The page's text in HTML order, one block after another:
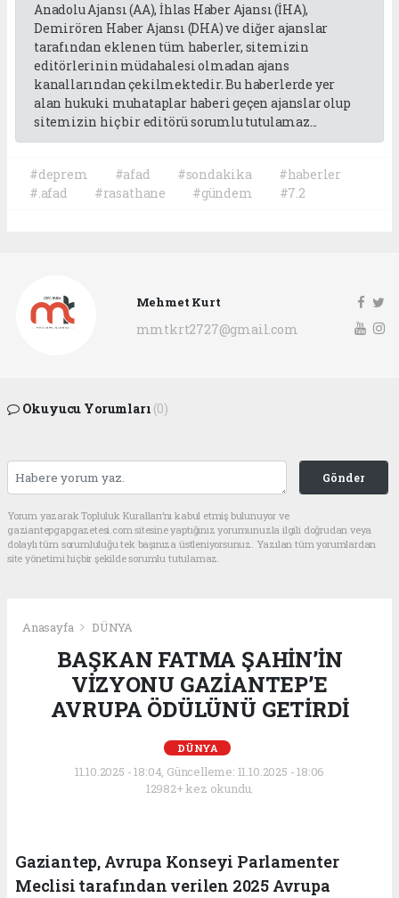
Anadolu Ajansı (AA), İhlas Haber Ajansı (İHA),
Demirören Haber Ajansı (DHA) ve diğer ajanslar
tarafından eklenen tüm haberler, sitemizin
editörlerinin müdahalesi olmadan ajans
kanallarından çekilmektedir. Bu haberlerde yer
alan hukuki muhataplar haberi geçen ajanslar olup
sitemizin hiç bir editörü sorumlu tutulamaz...
#deprem #afad #sondakika
#haberler
#.afad
#rasathane #gündem #7.2
Mehmet Kurt
mmtkrt2727@gmail.com
Okuyucu Yorumları (0)
Gönder
Yorum yazarak Topluluk Kuralları’nı kabul etmiş bulunuyor ve
gaziantepgapgazetesi.com sitesine yaptığınız yorumunuzla ilgili doğrudan veya
dolaylı tüm sorumluluğu tek başınıza üstleniyorsunuz. Yazılan tüm yorumlardan
site yönetimi hiçbir şekilde sorumlu tutulamaz.
Anasayfa DÜNYA
BAŞKAN FATMA ŞAHİN’İN
VİZYONU GAZİANTEP’E
AVRUPA ÖDÜLÜNÜ GETİRDİ
DÜNYA
11.10.2025 - 18:04, Güncelleme: 11.10.2025 - 18:06
12982+ kez okundu.
Gaziantep, Avrupa Konseyi Parlamenter
Meclisi tarafından verilen 2025 Avrupa